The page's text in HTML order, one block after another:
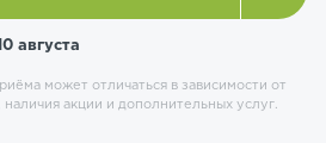
августа
может отличаться в зависимости от
акции и дополнительных услуг.